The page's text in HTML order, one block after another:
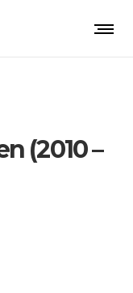
(2010 –